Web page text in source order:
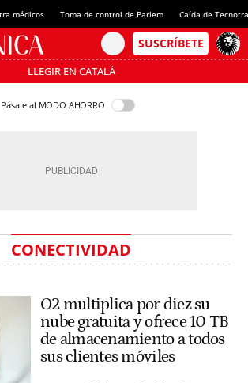
médicos Toma de control de Parlem Caída de
LLEGIR EN CATALÀ
Pásate al MODO AHORRO
CONECTIVIDAD
O2 multiplica por diez su
nube gratuita y ofrece 10 TB
de almacenamiento a todos
sus clientes móviles